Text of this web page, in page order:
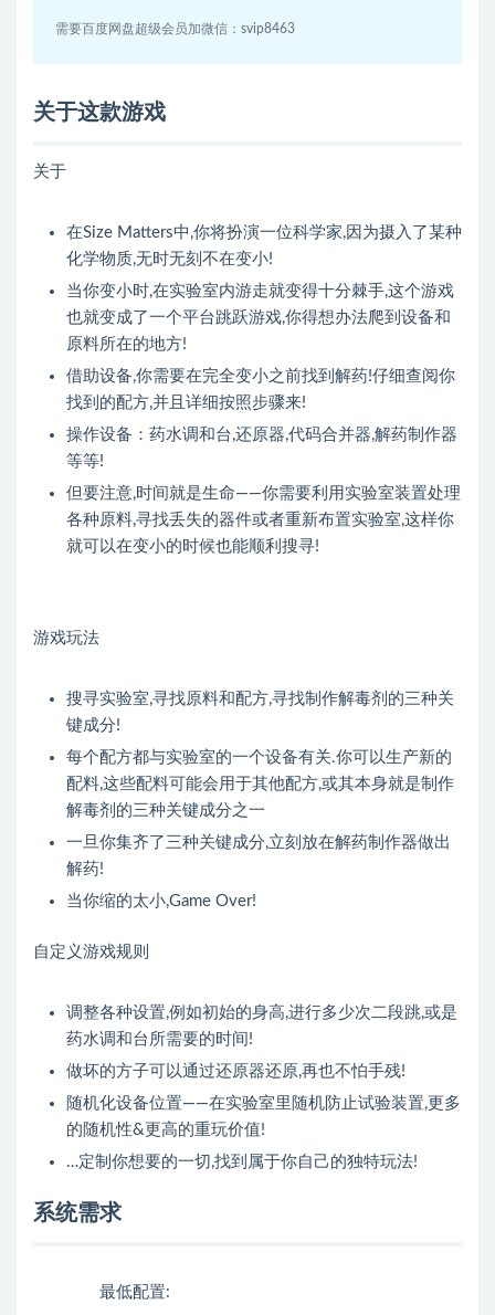
需要百度网盘超级会员加微信：svip8463
关于这款游戏
关于
在Size Matters中,你将扮演一位科学家,因为摄入了某种
化学物质,无时无刻不在变小!
当你变小时,在实验室内游走就变得十分棘手,这个游戏
也就变成了一个平台跳跃游戏,你得想办法爬到设备和
原料所在的地方!
借助设备,你需要在完全变小之前找到解药!仔细查阅你
找到的配方,并且详细按照步骤来!
操作设备：药水调和台,还原器,代码合并器,解药制作器
等等!
但要注意,时间就是生命——你需要利用实验室装置处理
各种原料,寻找丢失的器件或者重新布置实验室,这样你
就可以在变小的时候也能顺利搜寻!
游戏玩法
搜寻实验室,寻找原料和配方,寻找制作解毒剂的三种关
键成分!
每个配方都与实验室的一个设备有关.你可以生产新的
配料,这些配料可能会用于其他配方,或其本身就是制作
解毒剂的三种关键成分之一
一旦你集齐了三种关键成分,立刻放在解药制作器做出
解药!
当你缩的太小,Game Over!
自定义游戏规则
调整各种设置,例如初始的身高,进行多少次二段跳,或是
药水调和台所需要的时间!
做坏的方子可以通过还原器还原,再也不怕手残!
随机化设备位置——在实验室里随机防止试验装置,更多
的随机性&更高的重玩价值!
…定制你想要的一切,找到属于你自己的独特玩法!
系统需求
最低配置: